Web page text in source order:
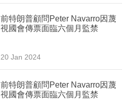
前特朗普顧問Peter Navarro因蔑
視國會傳票面臨六個月監禁
20 Jan 2024
前特朗普顧問Peter Navarro因蔑
視國會傳票面臨六個月監禁